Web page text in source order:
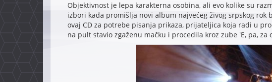
Objektivnost je lepa karakterna osobina, ali evo kolike su
izbori kada promišlja novi album najvećeg živog srpskog rok
ovaj CD za potrebe pisanja prikaza, prijateljica koja radi u
na pult stavio zgaženu mačku i procedila kroz zube 'E, pa, za